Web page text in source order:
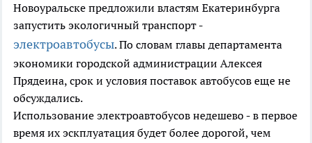
Новоуральске предложили властям Екатеринбурга
запустить экологичный транспорт -
электроавтобусы. По словам главы департамента
экономики городской администрации Алексея
Прядеина, срок и условия поставок автобусов еще не
обсуждались.
Использование электроавтобусов недешево - в первое
время их эскплуатация будет более дорогой, чем